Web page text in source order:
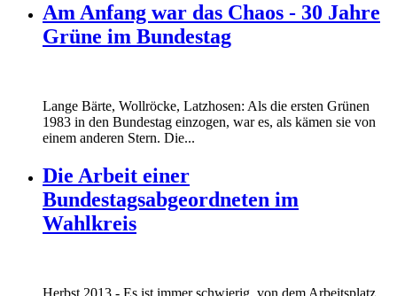
Am Anfang war das Chaos - 30 Jahre
Grüne im Bundestag
Lange Bärte, Wollröcke, Latzhosen: Als die ersten Grünen
1983 in den Bundestag einzogen, war es, als kämen sie von
einem anderen Stern. Die...
Die Arbeit einer
Bundestagsabgeordneten im
Wahlkreis
Marie_und_Wahlkreis.jpg
Herbst 2013 - Es ist immer schwierig, von dem Arbeitsplatz